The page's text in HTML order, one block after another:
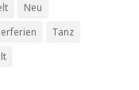
Neu
Tanz